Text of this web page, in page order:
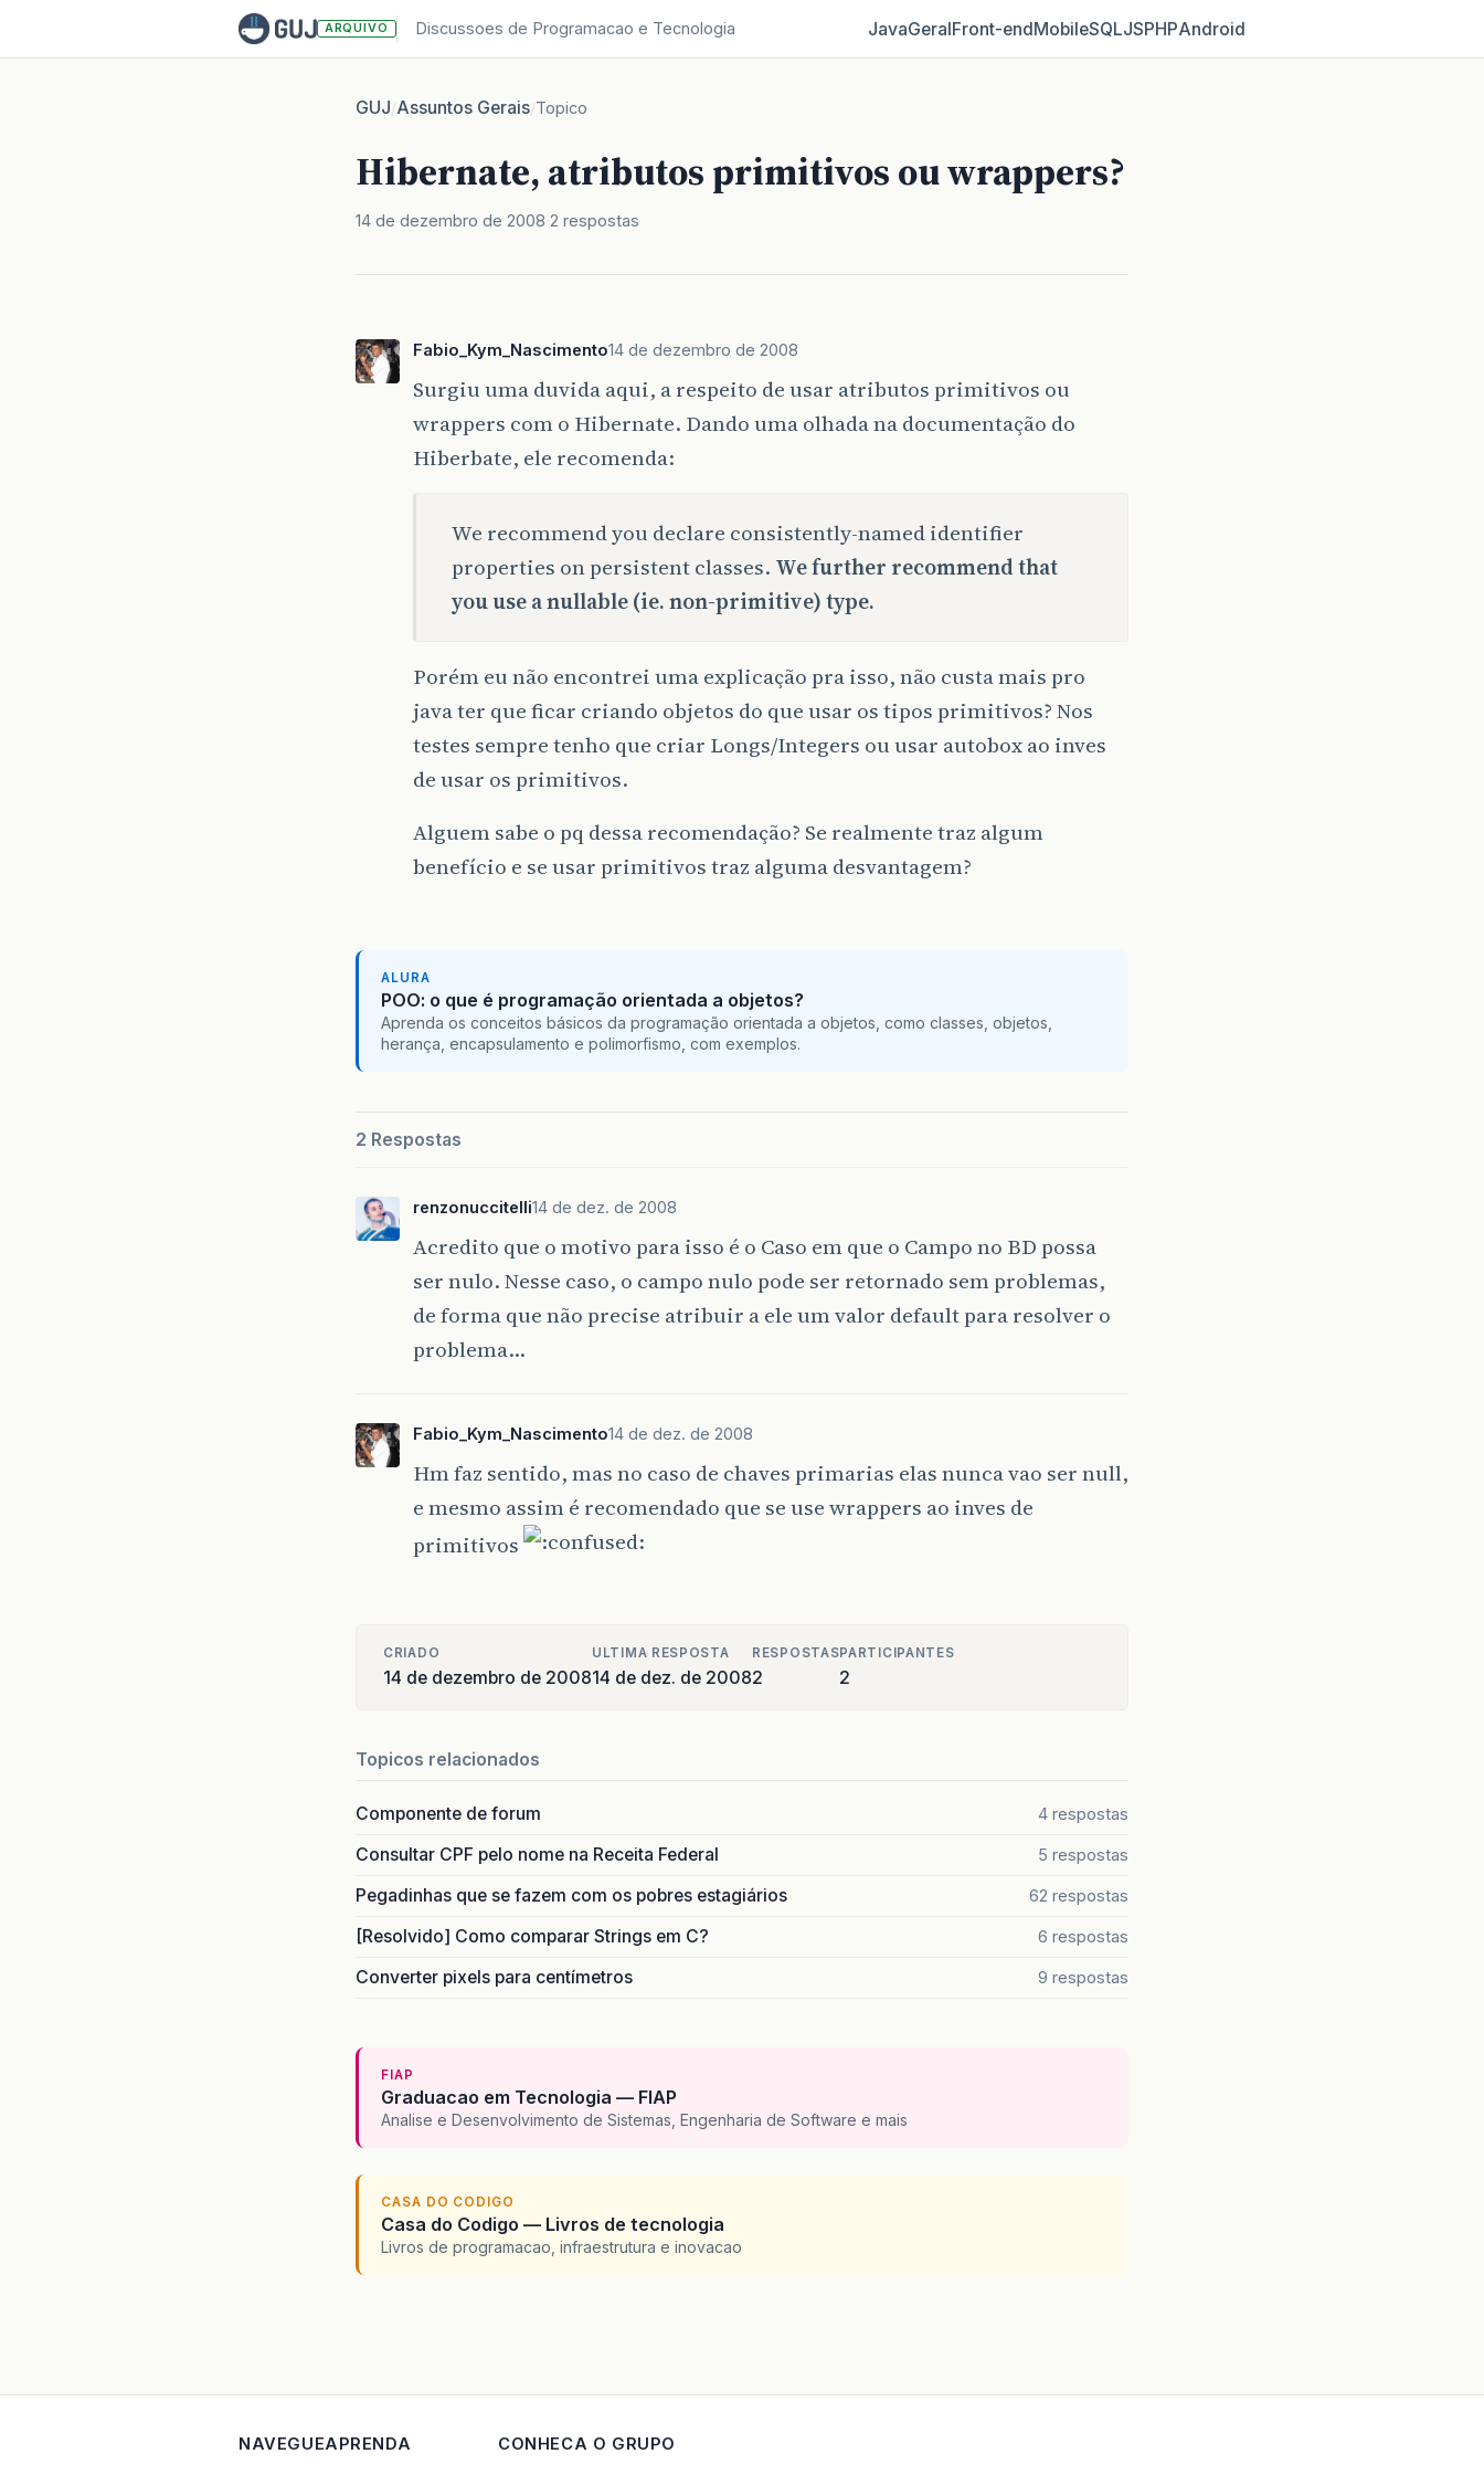
ARQUIVO Discussoes de Programacao e Tecnologia JavaGeralFront‑endMobileSQLJSPHPAndroid
GUJ/Assuntos Gerais/Topico
Hibernate, atributos primitivos ou wrappers?
14 de dezembro de 2008 2 respostas
Fabio_Kym_Nascimento14 de dezembro de 2008
Surgiu uma duvida aqui, a respeito de usar atributos primitivos ou
wrappers com o Hibernate. Dando uma olhada na documentação do
Hiberbate, ele recomenda:
We recommend you declare consistently-named identifier
properties on persistent classes. We further recommend that
you use a nullable (ie. non-primitive) type.
Porém eu não encontrei uma explicação pra isso, não custa mais pro
java ter que ficar criando objetos do que usar os tipos primitivos? Nos
testes sempre tenho que criar Longs/Integers ou usar autobox ao inves
de usar os primitivos.
Alguem sabe o pq dessa recomendação? Se realmente traz algum
benefício e se usar primitivos traz alguma desvantagem?
ALURA
POO: o que é programação orientada a objetos?
Aprenda os conceitos básicos da programação orientada a objetos, como classes, objetos,
herança, encapsulamento e polimorfismo, com exemplos.
2 Respostas
renzonuccitelli14 de dez. de 2008
Acredito que o motivo para isso é o Caso em que o Campo no BD possa
ser nulo. Nesse caso, o campo nulo pode ser retornado sem problemas,
de forma que não precise atribuir a ele um valor default para resolver o
problema…
Fabio_Kym_Nascimento14 de dez. de 2008
Hm faz sentido, mas no caso de chaves primarias elas nunca vao ser null,
e mesmo assim é recomendado que se use wrappers ao inves de
primitivos
CRIADO
14 de dezembro de 2008
ULTIMA RESPOSTA
14 de dez. de 2008
RESPOSTAS
2
PARTICIPANTES
2
Topicos relacionados
Componente de forum 4 respostas
Consultar CPF pelo nome na Receita Federal 5 respostas
Pegadinhas que se fazem com os pobres estagiários 62 respostas
[Resolvido] Como comparar Strings em C? 6 respostas
Converter pixels para centímetros 9 respostas
FIAP
Graduacao em Tecnologia — FIAP
Analise e Desenvolvimento de Sistemas, Engenharia de Software e mais
CASA DO CODIGO
Casa do Codigo — Livros de tecnologia
Livros de programacao, infraestrutura e inovacao
NAVEGUEAPRENDA
CONHECA O GRUPO